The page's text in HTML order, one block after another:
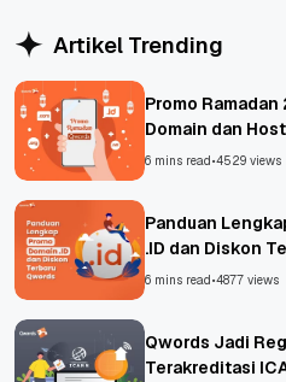
Artikel Trending
Promo
Domain dan
6 mins read•4529 views
Panduan
.ID dan Diskon
6 mins read•4877 views
Qwords Jadi
Terakreditasi